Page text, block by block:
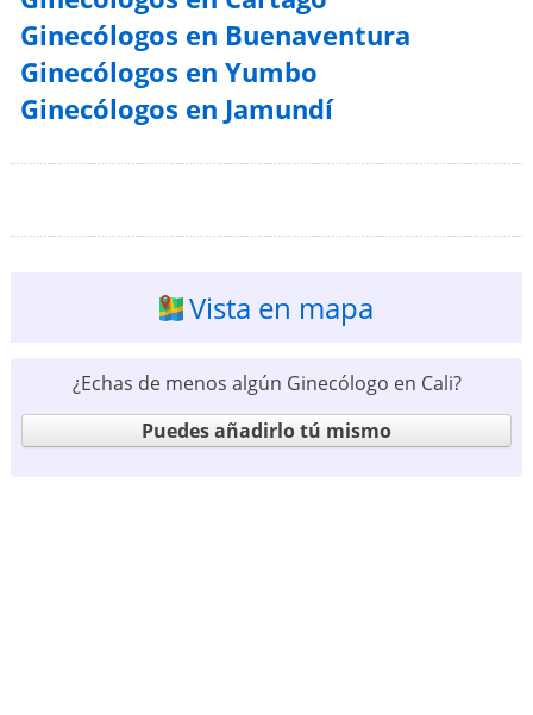
Ginecólogos en Buenaventura
Ginecólogos en Yumbo
Ginecólogos en Jamundí
Vista en mapa
¿Echas de menos algún Ginecólogo en Cali?
Puedes añadirlo tú mismo